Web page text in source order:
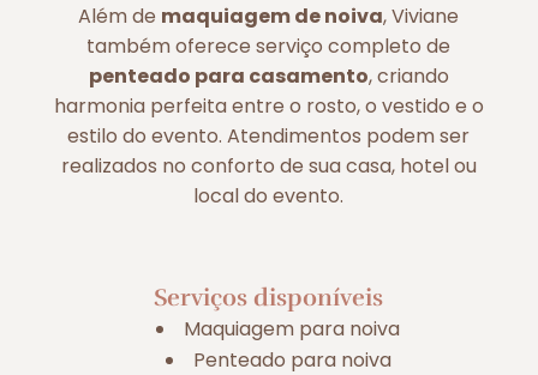
Além de maquiagem de noiva, Viviane
também oferece serviço completo de
penteado para casamento, criando
harmonia perfeita entre o rosto, o vestido e o
estilo do evento. Atendimentos podem ser
realizados no conforto de sua casa, hotel ou
local do evento.
Serviços disponíveis
Maquiagem para noiva
Penteado para noiva